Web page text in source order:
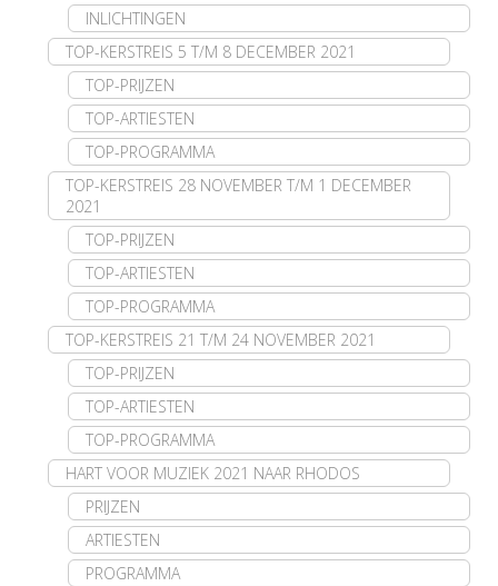
INLICHTINGEN
TOP-KERSTREIS 5 T/M 8 DECEMBER 2021
TOP-PRIJZEN
TOP-ARTIESTEN
TOP-PROGRAMMA
TOP-KERSTREIS 28 NOVEMBER T/M 1 DECEMBER
2021
TOP-PRIJZEN
TOP-ARTIESTEN
TOP-PROGRAMMA
TOP-KERSTREIS 21 T/M 24 NOVEMBER 2021
TOP-PRIJZEN
TOP-ARTIESTEN
TOP-PROGRAMMA
HART VOOR MUZIEK 2021 NAAR RHODOS
PRIJZEN
ARTIESTEN
PROGRAMMA